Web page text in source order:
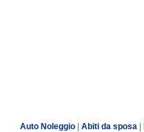
Auto Noleggio| Abiti da sposa|